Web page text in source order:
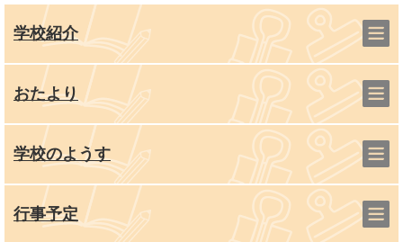
学校紹介
おたより
学校のようす
行事予定